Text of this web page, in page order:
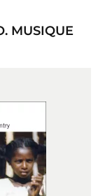
MUSIQUE